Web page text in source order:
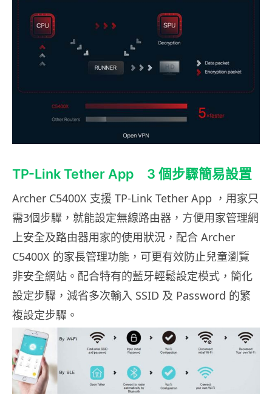
TP-Link Tether App 3 個步驟簡易設置
Archer C5400X 支援 TP-Link Tether App ，用家只
需3個步驟，就能設定無線路由器，方便用家管理網
上安全及路由器用家的使用狀況，配合 Archer
C5400X 的家長管理功能，可更有效防止兒童瀏覽
非安全網站。配合特有的藍牙輕鬆設定模式，簡化
設定步驟，減省多次輸入 SSID 及 Password 的繁
複設定步驟。